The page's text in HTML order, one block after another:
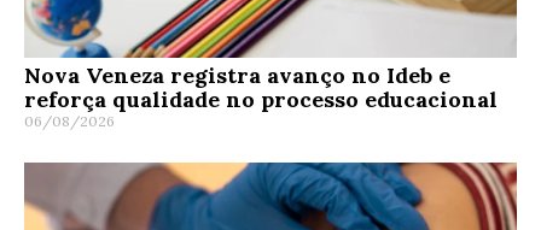
Nova Veneza registra avanço no Ideb e
reforça qualidade no processo educacional
06/08/2026